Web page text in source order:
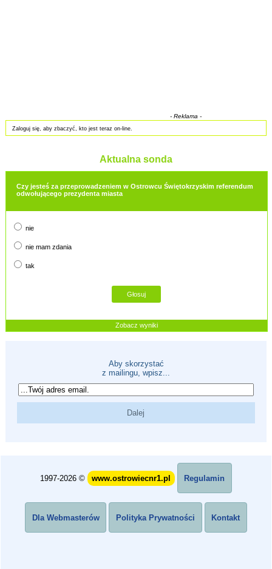
- Reklama -
Zaloguj się, aby zbaczyć, kto jest teraz on-line.
Aktualna sonda
Czy jesteś za przeprowadzeniem w Ostrowcu Świętokrzyskim referendum
odwołującego prezydenta miasta
nie
nie mam zdania
tak
Zobacz wyniki
Aby skorzystać
z mailingu, wpisz...
1997-2026 © www.ostrowiecnr1.pl Regulamin
Dla Webmasterów Polityka Prywatności Kontakt